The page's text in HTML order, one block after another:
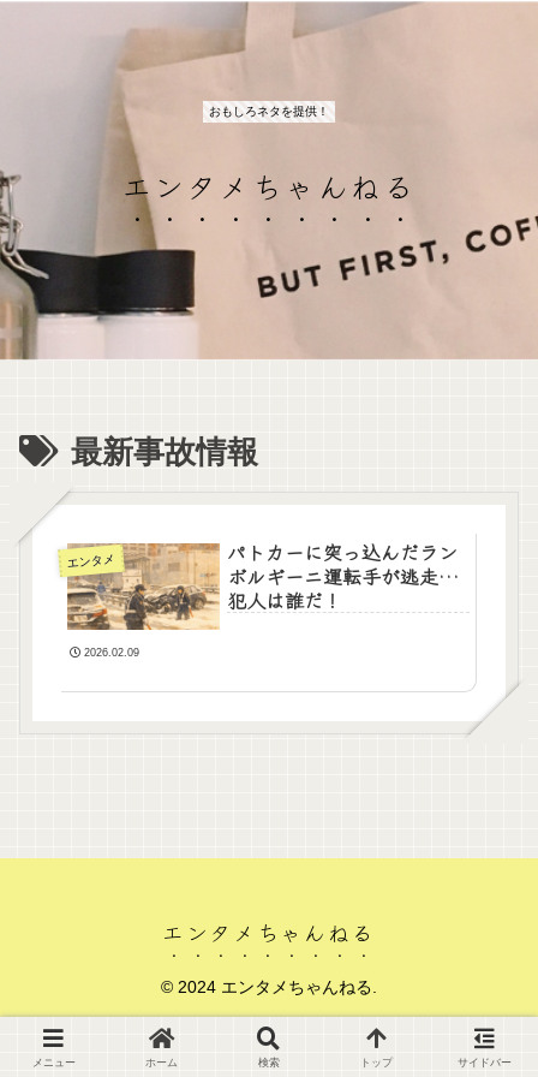
おもしろネタを提供！
エンタメちゃんねる
最新事故情報
エンタメ
パトカーに突っ込んだラン
ボルギーニ運転手が逃走…
犯人は誰だ！
2026.02.09
エンタメちゃんねる
© 2024 エンタメちゃんねる.
メニュー ホーム 検索 トップ サイドバー